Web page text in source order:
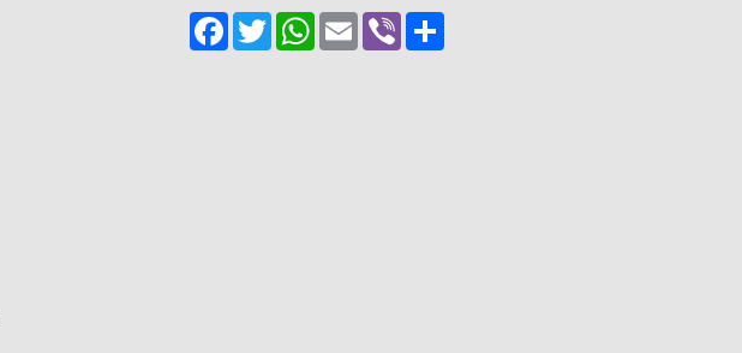
FacebookTwitter WhatsApp
Email Viber